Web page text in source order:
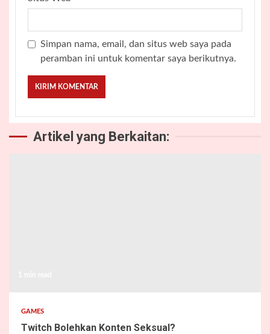
Simpan nama, email, dan situs web saya pada
peramban ini untuk komentar saya berikutnya.
Artikel yang Berkaitan:
GAMES
Twitch Bolehkan Konten Seksual?